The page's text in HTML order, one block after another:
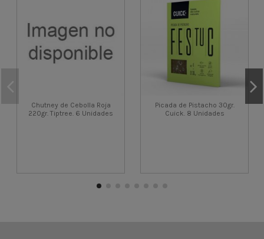
Chutney de Cebolla Roja
220gr. Tiptree. 6 Unidades
Picada de Pistacho 30gr.
Cuick. 8 Unidades